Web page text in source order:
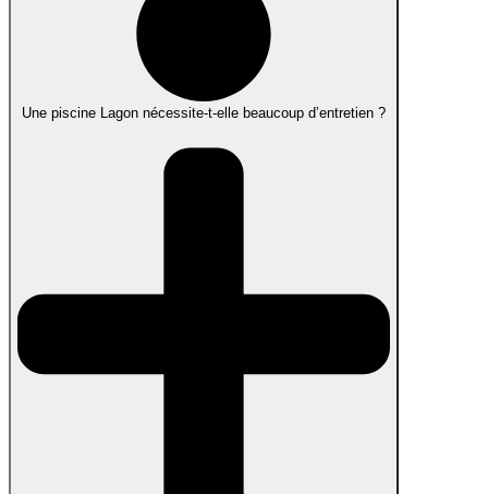
Une piscine Lagon nécessite-t-elle beaucoup d’entretien ?